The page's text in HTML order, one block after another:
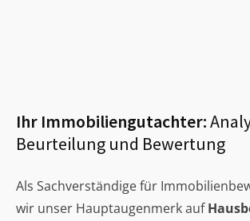
Ihr Immobiliengutachter:
Beurteilung und Bewertung
Als Sachverständige für
wir unser Hauptaugenmerk auf